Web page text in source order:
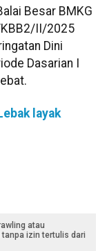
Besar BMKG
II/2025
Dini
Dasarian I
layak
atau
izin tertulis dari